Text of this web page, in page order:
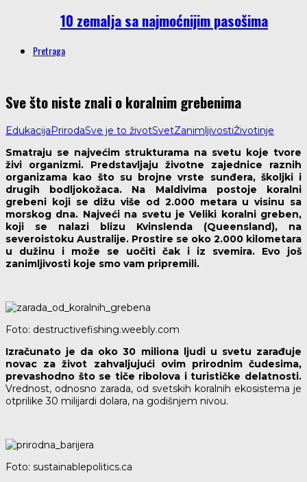
10 zemalja sa najmoćnijim pasošima
Pretraga
Sve što niste znali o koralnim grebenima
Edukacija PrirodaSve je to životSvetZanimljivostiŽivotinje
Smatraju se najvećim strukturama na svetu koje tvore
živi organizmi. Predstavljaju životne zajednice raznih
organizama kao što su brojne vrste sunđera, školjki i
drugih bodljokožaca. Na Maldivima postoje koralni
grebeni koji se dižu više od 2.000 metara u visinu sa
morskog dna. Najveći na svetu je Veliki koralni greben,
koji se nalazi blizu Kvinslenda (Queensland), na
severoistoku Australije. Prostire se oko 2.000 kilometara
u dužinu i može se uočiti čak i iz svemira. Evo još
zanimljivosti koje smo vam pripremili.
Foto: destructivefishing.weebly.com
Izračunato je da oko 30 miliona ljudi u svetu zarađuje
novac za život zahvaljujući ovim prirodnim čudesima,
prevashodno što se tiče ribolova i turističke delatnosti.
Vrednost, odnosno zarada, od svetskih koralnih ekosistema je
otprilike 30 milijardi dolara, na godišnjem nivou.
Foto: sustainablepolitics.ca